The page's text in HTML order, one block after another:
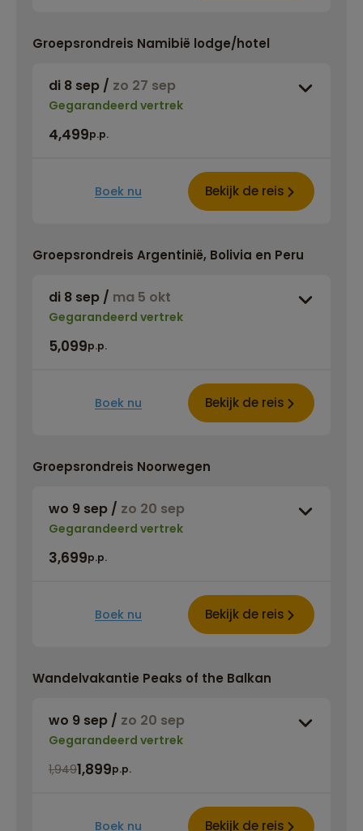
Groepsrondreis Namibië lodge/hotel
di 8 sep / zo 27 sep
Gegarandeerd vertrek
4,499p.p.
Boek nu Bekijk de reis
Groepsrondreis Argentinië, Bolivia en Peru
di 8 sep / ma 5 okt
Gegarandeerd vertrek
5,099p.p.
Boek nu Bekijk de reis
Groepsrondreis Noorwegen
wo 9 sep / zo 20 sep
Gegarandeerd vertrek
3,699p.p.
Boek nu Bekijk de reis
Wandelvakantie Peaks of the Balkan
wo 9 sep / zo 20 sep
Gegarandeerd vertrek
1,9491,899p.p.
Boek nu Bekijk de reis